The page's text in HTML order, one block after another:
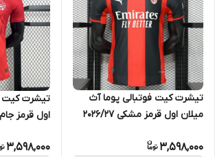
تیشرت کیت فوتبالی پوما آث
میلان اول قرمز مشکی 2026/27
3,598,000
تیشرت کیت
3,598,000